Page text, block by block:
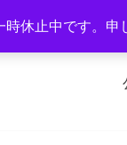
休止中です。
TEL：0577-34-3434